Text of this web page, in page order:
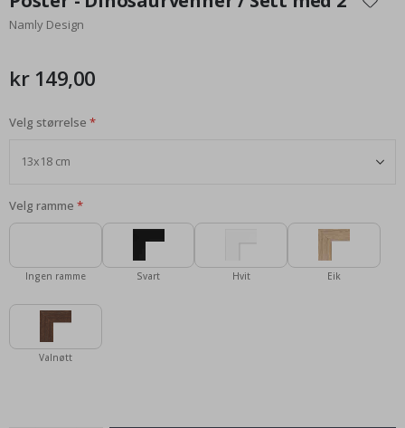
begynnelsen
av
Namly Design
kr 149,00
Velg størrelse
Velg ramme
Ingen ramme Svart Hvit Eik
Valnøtt